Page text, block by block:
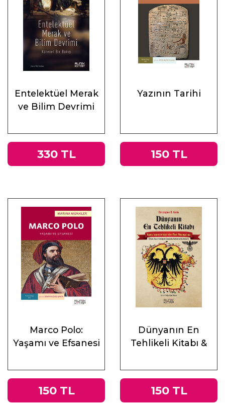
Entelektüel Merak
ve Bilim Devrimi
330 TL
Yazının Tarihi
150 TL
Marco Polo:
Yaşamı ve Efsanesi
150 TL
Dünyanın En
Tehlikeli Kitabı &
İmparatorluğu’ndan
Tacitus’un
150 TL